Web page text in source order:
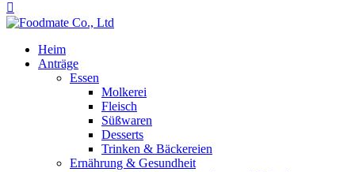

Heim
Anträge
Essen
Molkerei
Fleisch
Süßwaren
Desserts
Trinken & Bäckereien
Ernährung & Gesundheit